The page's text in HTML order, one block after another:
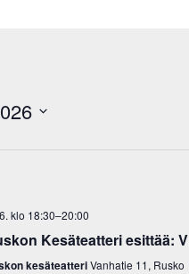
klo 18:30–20:00
Kesäteatteri esittää:
kesäteatteriVanhatie 11, Rusko